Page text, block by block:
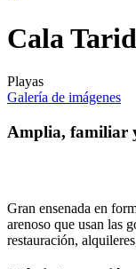
Cala
Playas
Galería de imágenes
Amplia, familiar
Gran ensenada en
arenoso que usan las
restauración,